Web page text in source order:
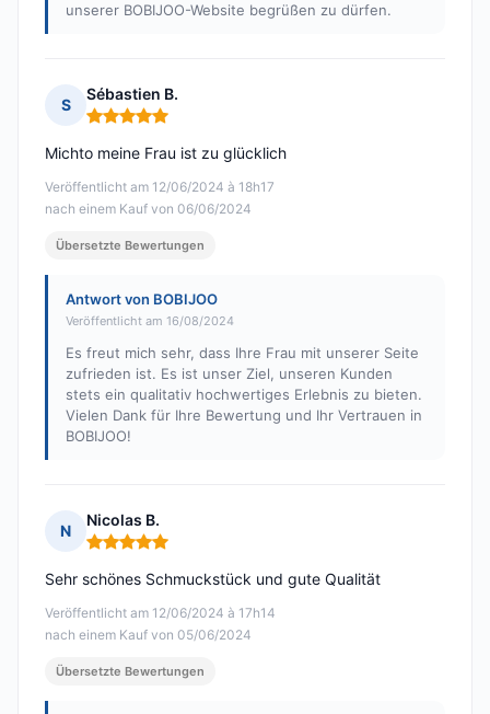
unserer BOBIJOO-Website begrüßen zu dürfen.
S
Sébastien B.
Hinweis: 5 von 5
Veröffentlicht am 12/06/2024 à 18h17
nach einem Kauf von 06/06/2024
Michto meine Frau ist zu glücklich
Übersetzte Bewertungen
Antwort von BOBIJOO
Veröffentlicht am 16/08/2024
Es freut mich sehr, dass Ihre Frau mit unserer Seite
zufrieden ist. Es ist unser Ziel, unseren Kunden
stets ein qualitativ hochwertiges Erlebnis zu bieten.
Vielen Dank für Ihre Bewertung und Ihr Vertrauen in
BOBIJOO!
N
Nicolas B.
Hinweis: 5 von 5
Veröffentlicht am 12/06/2024 à 17h14
nach einem Kauf von 05/06/2024
Sehr schönes Schmuckstück und gute Qualität
Übersetzte Bewertungen